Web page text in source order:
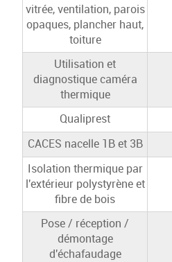
vitrée, ventilation, parois
opaques, plancher haut,
toiture
Utilisation et
diagnostique caméra
thermique
Qualiprest
CACES nacelle 1B et 3B
Isolation thermique par
l'extérieur polystyrène et
fibre de bois
Pose / réception /
démontage
d'échafaudage